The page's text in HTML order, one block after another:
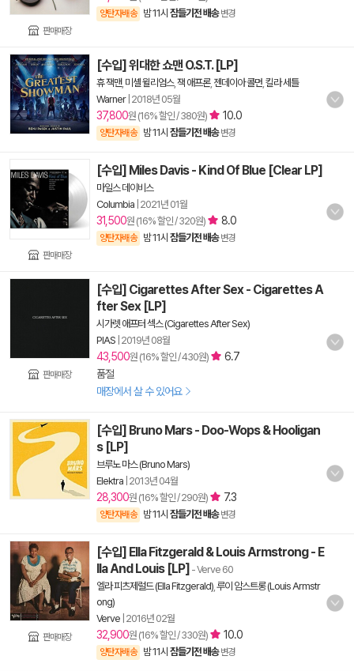
판매매장
양탄자배송 밤 11시 잠들기전 배송 변경
[수입] 위대한 쇼맨 O.S.T. [LP]
휴 잭맨, 미셸 윌리엄스, 잭 애프론, 젠데이아 콜먼 킬라 세틀
Warner 2018년 05월
37,800원 (16% 할인 / 380원) 10.0
양탄자배송 밤 11시 잠들기전 배송 변경
판매매장
[수입] Miles Davis - Kind Of Blue [Clear LP]
마일스 데이비스
Columbia 2021년 01월
31,500원 (16% 할인 / 320원) 8.0
양탄자배송 밤 11시 잠들기전 배송 변경
판매매장
[수입] Cigarettes After Sex - Cigarettes A
fter Sex [LP]
시가렛 애프터 섹스 (Cigarettes After Sex)
PIAS 2019년 08월
43,500원 (16% 할인 / 430원)
6.7
품절
매장에서 살 수 있어요
[수입] Bruno Mars - Doo-Wops & Hooligan
s [LP]
브루노 마스 (Bruno Mars)
Elektra 2013년 04월
28,300원 (16% 할인 / 290원) 7.3
양탄자배송 밤 11시 잠들기전 배송 변경
판매매장
[수입] Ella Fitzgerald & Louis Armstrong - E
lla And Louis [LP] - Verve 60
엘라 피츠제럴드 (Ella Fitzgerald) 루이 암스트롱 (Louis Armstr
ong)
Verve 2016년 02월
32,900원 (16% 할인 / 330원) 10.0
양탄자배송 밤 11시 잠들기전 배송 변경